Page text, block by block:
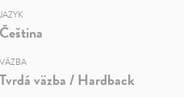
JAZYK
Čeština
VÄZBA
Tvrdá väzba / Hardback